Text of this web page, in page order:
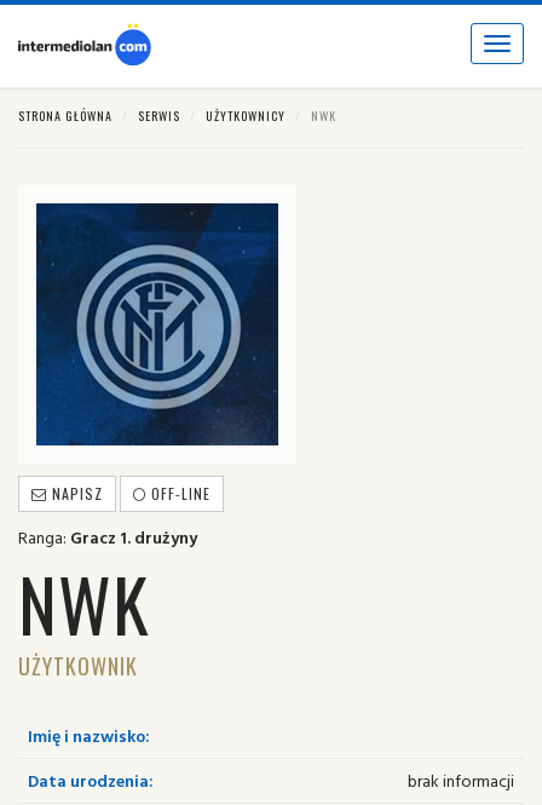
Toggle
STRONA GŁÓWNA SERWIS UŻYTKOWNICY NWK
NAPISZ OFF-LINE
Ranga: Gracz 1. drużyny
NWK
UŻYTKOWNIK
Imię i nazwisko:
Data urodzenia:
brak informacji